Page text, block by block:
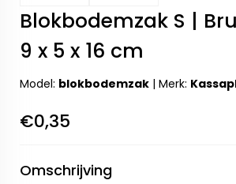
Blokbodemzak S |
9 x 5 x 16 cm
Model: blokbodemzak | Merk:
€0,35
Omschrijving